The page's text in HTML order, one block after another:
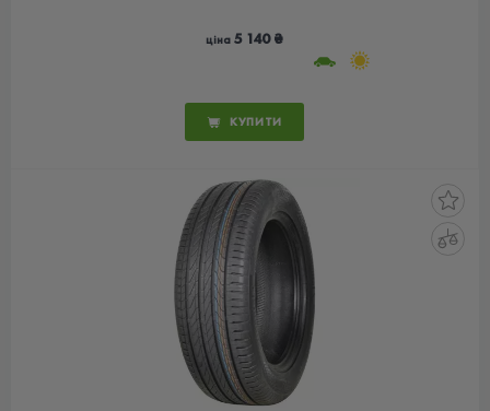
ціна 5 140 ₴
КУПИТИ